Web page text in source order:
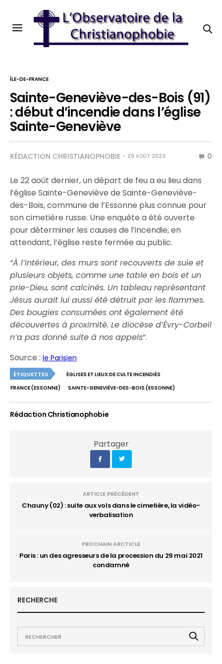
ÎLE-DE-FRANCE
Sainte-Geneviève-des-Bois (91)
: début d’incendie dans l’église
Sainte-Geneviève
RÉDACTION CHRISTIANOPHOBIE 29 AOÛT 2023 0
Le 22 août dernier, un départ de feu a eu lieu dans
l’église Sainte-Geneviève de Sainte-Geneviève-
des-Bois, commune de l’Essonne plus connue pour
son cimetière russe. Une enquête a été ouverte
pour déterminer les causes de l’incendie, en
attendant, l’église reste fermée au public.
“À l’intérieur, des murs sont recouverts de suie et
plusieurs objets, comme une table en bois et un
prie-Dieu, sont calcinés. Un tableau représentant
Jésus aurait lui aussi été détruit par les flammes.
Des bougies consumées ont également été
découvertes à proximité. Le diocèse d’Évry-Corbeil
n’a pas donné suite à nos appels“.
Source :le Parisien
ÉTIQUETTES
ÉGLISES ET LIEUX DE CULTE INCENDIÉS
FRANCE (ESSONNE)
SAINTE-GENEVIÈVE-DES-BOIS (ESSONNE)
Rédaction Christianophobie
Partager
ARTICLE PRÉCÉDENT
Chauny (02) : suite aux vols dans le cimetière, la vidéo-
verbalisation
PROCHAIN ARCTICLE
Paris : un des agresseurs de la procession du 29 mai 2021
condamné
RECHERCHE